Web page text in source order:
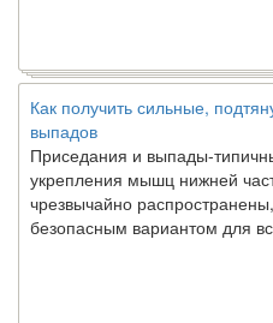
Как получить сильные,
выпадов
Приседания и выпады-
укрепления мышц нижней
чрезвычайно распространены,
безопасным вариантом для